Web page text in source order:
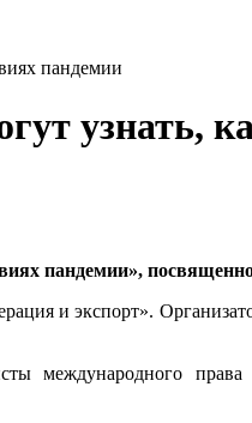
пандемии
узнать,
пандемии»,
и экспорт».
международного